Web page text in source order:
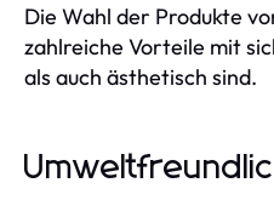
Die Wahl der Produkte
zahlreiche Vorteile mit
als auch ästhetisch sind.